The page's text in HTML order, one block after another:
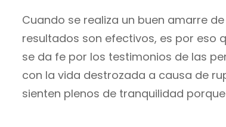
Cuando se realiza un buen amarre
resultados son efectivos, es por eso
se da fe por los testimonios de las
con la vida destrozada a causa de
sienten plenos de tranquilidad